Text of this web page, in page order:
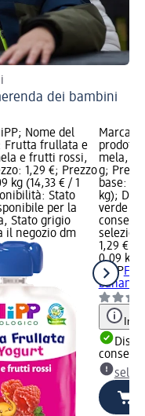
dei bambini
Nome del
Frutta frullata e
e frutti rossi,
1,29 €; Prezzo
kg (14,33 € / 1
Stato
per la
Stato grigio
il negozio dm
Marca:
mela,
g;
base:
kg);
verde
1,29 €
0,09 kg
HiPP
banana